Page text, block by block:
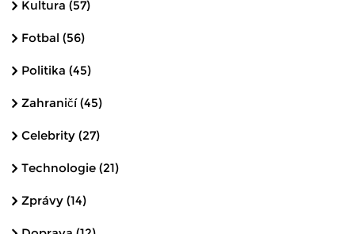
Kultura (57)
Fotbal (56)
Politika (45)
Zahraničí(45)
Celebrity (27)
Technologie (21)
Zprávy (14)